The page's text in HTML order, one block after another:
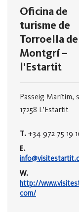
Oficina de
turisme de
Torroella de
Montgrí –
l’Estartit
Passeig Marítim,
17258 L’Estartit
T. +34 972 75 19
E.
W.
http://
com/